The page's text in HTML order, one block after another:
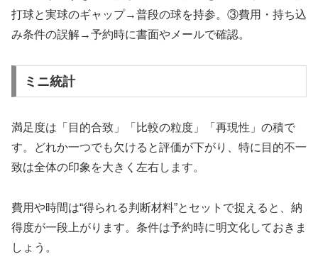
打球と実球のギャップ→普段の球を持参。③費用・持ち込
み条件の誤解→予約時に書面やメールで確認。
ミニ統計
満足度は「目的合致」「比較の粒度」「再現性」の積で
す。どれか一つでも欠けると評価が下がり、特に目的不一
致は全体の印象を大きく左右します。
費用や時間は“得られる判断材料”とセットで捉えると、納
得度が一段上がります。条件は予約時に明文化しておきま
しょう。